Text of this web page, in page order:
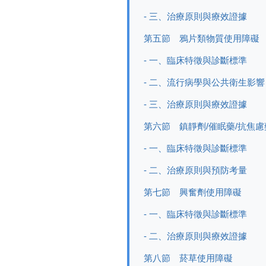
- 三、治療原則與療效證據
第五節 鴉片類物質使用障礙
- 一、臨床特徵與診斷標準
- 二、流行病學與公共衛生影響
- 三、治療原則與療效證據
第六節 鎮靜劑/催眠藥/抗焦慮
- 一、臨床特徵與診斷標準
- 二、治療原則與預防考量
第七節 興奮劑使用障礙
- 一、臨床特徵與診斷標準
- 二、治療原則與療效證據
第八節 菸草使用障礙